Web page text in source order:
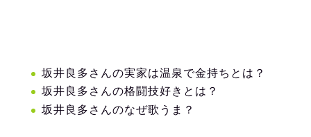
坂井良多さんの実家は温泉で金持ちとは？
坂井良多さんの格闘技好きとは？
坂井良多さんのなぜ歌うま？